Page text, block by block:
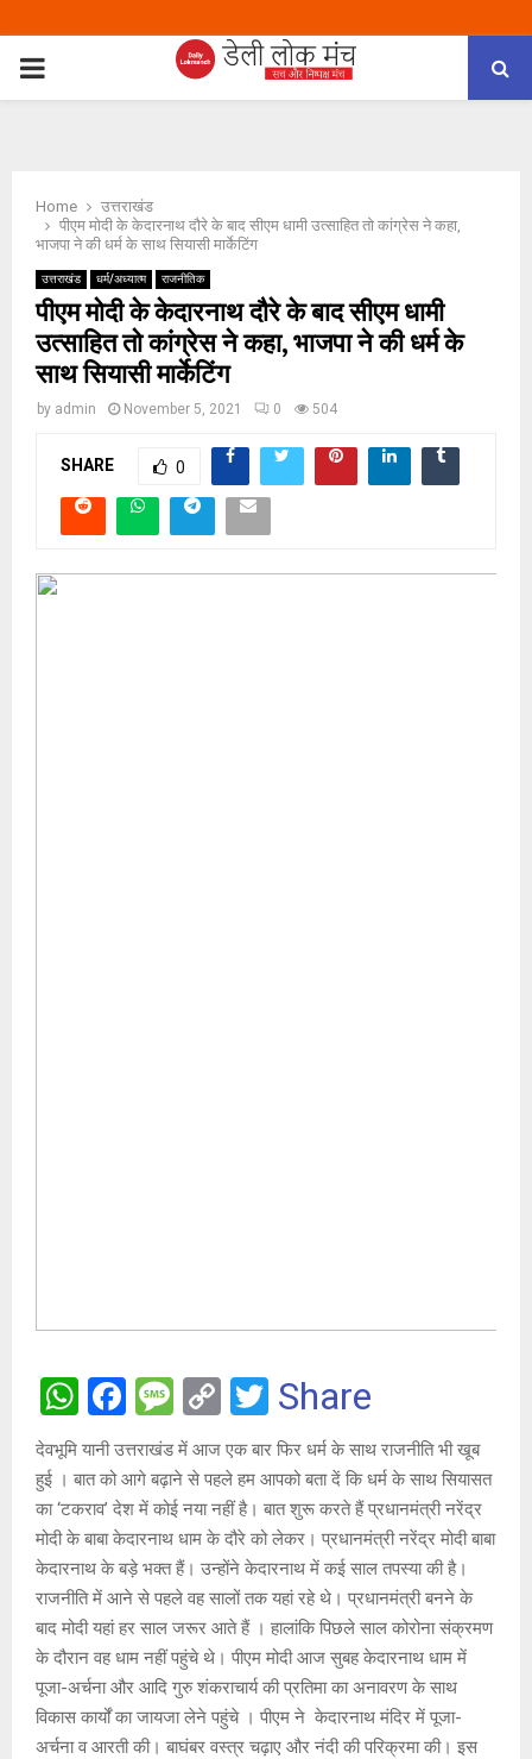
PRIMARY
Home
उत्तराखंड
पीएम मोदी के केदारनाथ दौरे के बाद सीएम धामी उत्साहित तो कांग्रेस ने कहा,
भाजपा ने की धर्म के साथ सियासी मार्केटिंग
उत्तराखंड धर्म/अध्यात्म राजनीतिक
पीएम मोदी के केदारनाथ दौरे के बाद सीएम धामी
उत्साहित तो कांग्रेस ने कहा, भाजपा ने की धर्म के
साथ सियासी मार्केटिंग
by admin November 5, 2021 0 504
SHARE 0
W
h
at
s
A
p
p
F
a
ce
b
o
o
k
M
es
s
a
g
e
C
o
py
Li
n
k
T
wi
tt
er
Share
देवभूमि यानी उत्तराखंड में आज एक बार फिर धर्म के साथ राजनीति भी खूब
हुई । बात को आगे बढ़ाने से पहले हम आपको बता दें कि धर्म के साथ सियासत
का ‘टकराव’ देश में कोई नया नहीं है। ‌बात शुरू करते हैं प्रधानमंत्री नरेंद्र
मोदी के बाबा केदारनाथ धाम के दौरे को लेकर। प्रधानमंत्री नरेंद्र मोदी बाबा
केदारनाथ के बड़े भक्त हैं। उन्होंने केदारनाथ में कई साल तपस्या की है।
राजनीति में आने से पहले वह सालों तक यहां रहे थे। प्रधानमंत्री बनने के
बाद मोदी यहां हर साल जरूर आते हैं । हालांकि पिछले साल कोरोना संक्रमण
के दौरान वह धाम नहीं पहुंचे थे। पीएम मोदी आज सुबह केदारनाथ धाम में
पूजा-अर्चना और आदि गुरु शंकराचार्य की प्रतिमा का अनावरण के साथ
विकास कार्यों का जायजा लेने पहुंचे । पीएम ने केदारनाथ मंदिर में पूजा-
अर्चना व आरती की। बाघंबर वस्त्र चढ़ाए और नंदी की परिक्रमा की। इस